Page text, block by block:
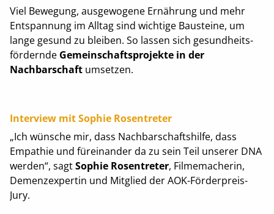
Viel Bewegung, ausgewogene Ernährung und mehr
Entspannung im Alltag sind wichtige Bausteine, um
lange gesund zu bleiben. So lassen sich gesundheits-
fördernde Gemeinschaftsprojekte in der
Nachbarschaftumsetzen.
Interview mit Sophie Rosentreter
„Ich wünsche mir, dass Nachbarschaftshilfe, dass
Empathie und füreinander da zu sein Teil unserer DNA
werden“, sagtSophie Rosentreter, Filmemacherin,
Demenzexpertin und Mitglied der AOK-Förderpreis-
Jury.